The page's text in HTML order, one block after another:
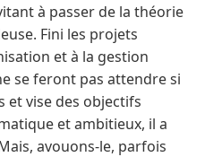
à passer de la théorie
Fini les projets
et à la gestion
se feront pas attendre si
et vise des objectifs
et ambitieux, il a
avouons-le, parfois